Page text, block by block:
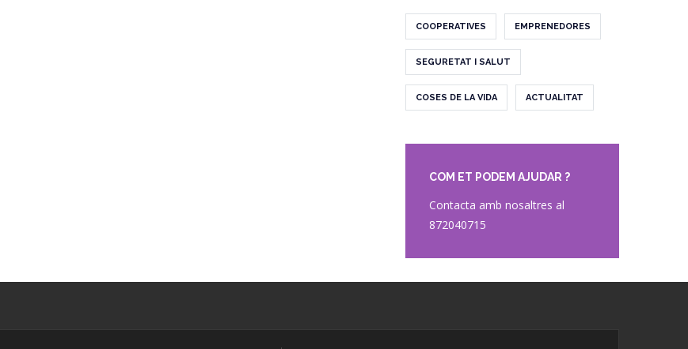
COOPERATIVES EMPRENEDORES
SEGURETAT I SALUT
COSES DE LA VIDA ACTUALITAT
COM ET PODEM AJUDAR ?
Contacta amb nosaltres al
872040715